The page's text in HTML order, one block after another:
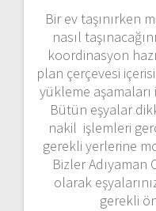
Bir ev taşınırken
nasıl
koordinasyon
plan çerçevesi
yükleme aşamaları
Bütün eşyalar
nakil işlemleri
gerekli yerlerine
Bizler Adıyaman
olarak
gerekli